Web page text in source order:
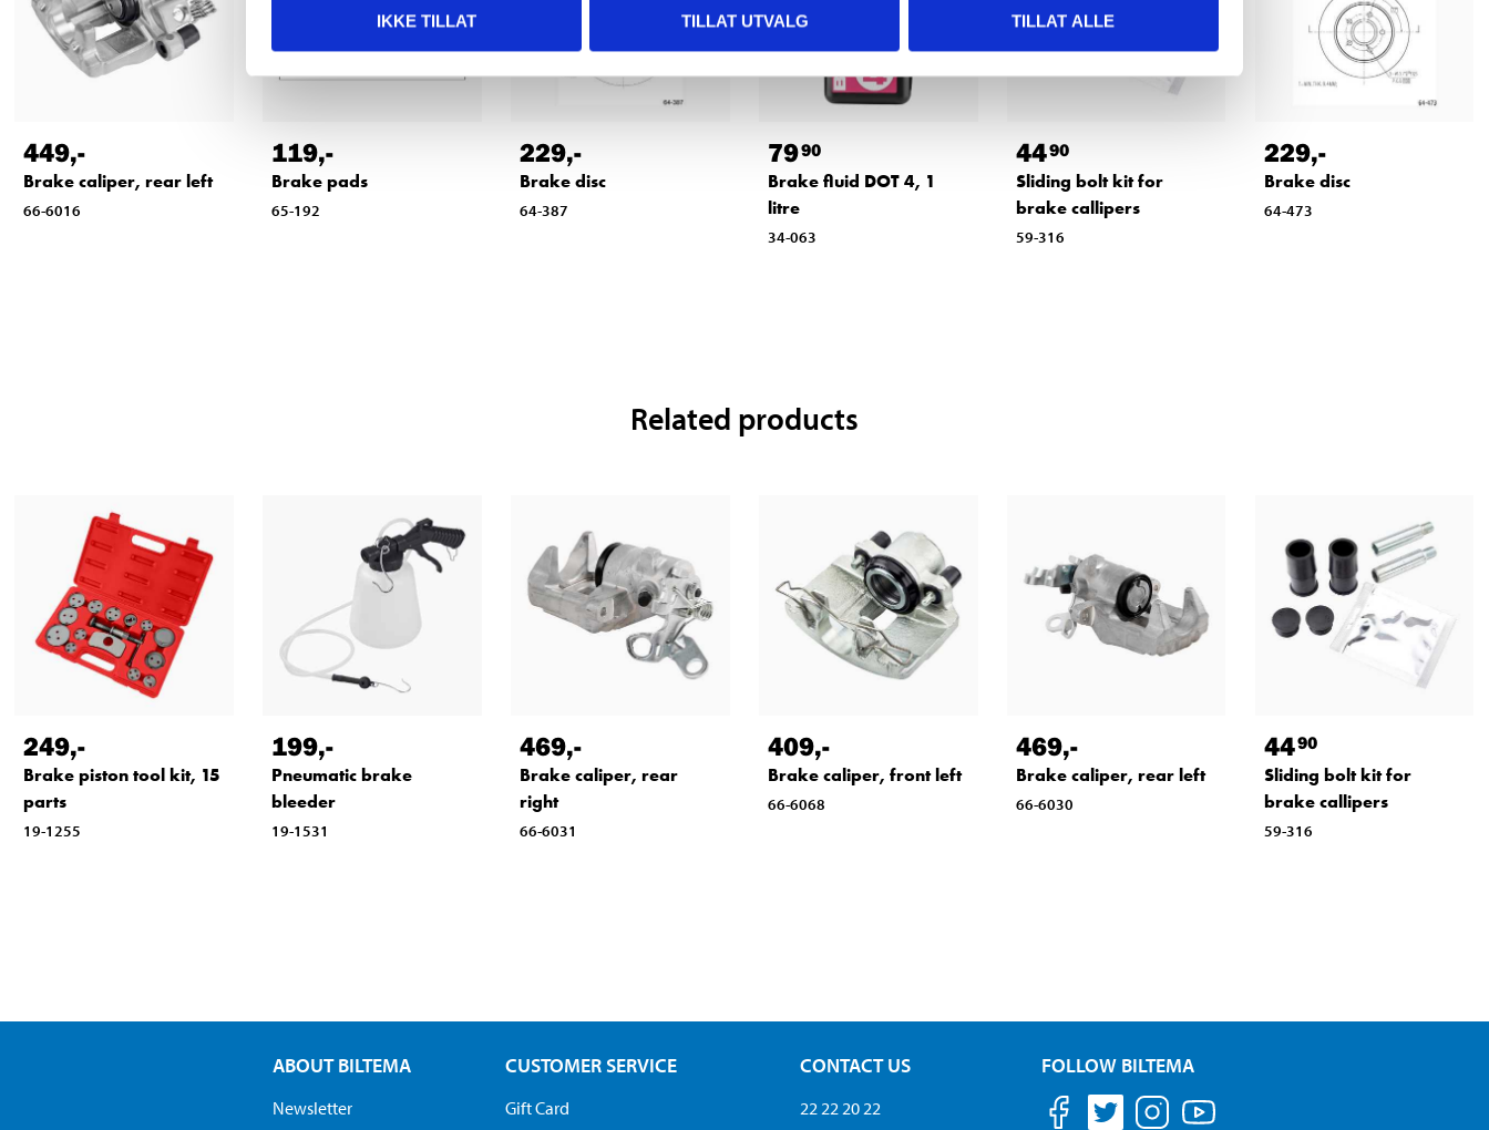
IKKE TILLAT TILLAT UTVALG TILLAT ALLE
449,-
Brake caliper, rear left
66-6016
119,-
Brake pads
65-192
229,-
Brake disc
64-387
7990
Brake fluid DOT 4, 1
litre
34-063
4490
Sliding bolt kit for
brake callipers
59-316
229,-
Brake disc
64-473
Related products
249,-
Brake piston tool kit, 15
parts
19-1255
199,-
Pneumatic brake
bleeder
19-1531
469,-
Brake caliper, rear
right
66-6031
409,-
Brake caliper, front left
66-6068
469,-
Brake caliper, rear left
66-6030
4490
Sliding bolt kit for
brake callipers
59-316
ABOUT BILTEMA
Newsletter
CUSTOMER SERVICE
Gift Card
CONTACT US
22 22 20 22
FOLLOW BILTEMA